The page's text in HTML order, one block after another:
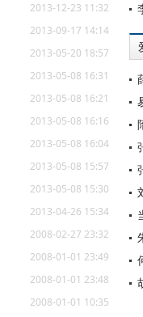
2013-12-23 11:32
2013-09-17 14:14
2013-05-20 18:57
2013-05-08 16:31
2013-05-08 16:21
2013-05-08 16:16
2013-05-08 16:04
2013-05-08 15:57
2013-05-08 15:30
2013-04-26 15:34
2008-02-27 23:32
2008-01-01 23:49
2008-01-01 23:48
2008-01-01 10:35